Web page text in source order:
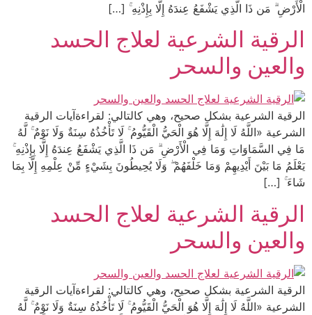
الْأَرْضِ ۗ مَن ذَا الَّذِي يَشْفَعُ عِندَهُ إِلَّا بِإِذْنِهِ ۚ […]
الرقية الشرعية لعلاج الحسد
والعين والسحر
الرقية الشرعية بشكل صحيح، وهي كالتالي: لقراءةآيات الرقية
الشرعية «اللَّهُ لَا إِلَٰهَ إِلَّا هُوَ الْحَيُّ الْقَيُّومُ ۚ لَا تَأْخُذُهُ سِنَةٌ وَلَا نَوْمٌ ۚ لَّهُ
مَا فِي السَّمَاوَاتِ وَمَا فِي الْأَرْضِ ۗ مَن ذَا الَّذِي يَشْفَعُ عِندَهُ إِلَّا بِإِذْنِهِ ۚ
يَعْلَمُ مَا بَيْنَ أَيْدِيهِمْ وَمَا خَلْفَهُمْ ۖ وَلَا يُحِيطُونَ بِشَيْءٍ مِّنْ عِلْمِهِ إِلَّا بِمَا
شَاءَ ۚ […]
الرقية الشرعية لعلاج الحسد
والعين والسحر
الرقية الشرعية بشكل صحيح، وهي كالتالي: لقراءةآيات الرقية
الشرعية «اللَّهُ لَا إِلَٰهَ إِلَّا هُوَ الْحَيُّ الْقَيُّومُ ۚ لَا تَأْخُذُهُ سِنَةٌ وَلَا نَوْمٌ ۚ لَّهُ